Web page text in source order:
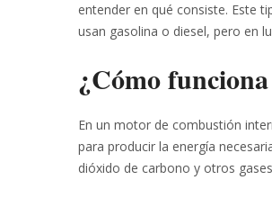
entender en qué consiste. Este
usan gasolina o diesel, pero en
¿Cómo
En un motor de combustión
para producir la energía
dióxido de carbono y otros